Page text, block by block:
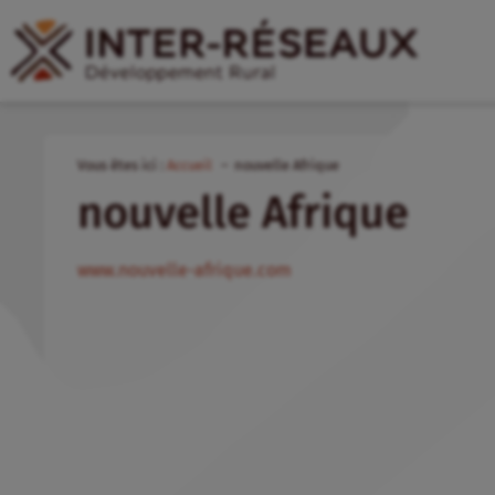
Vous êtes ici : Accueil nouvelle Afrique
nouvelle Afrique
www.nouvelle-afrique.com